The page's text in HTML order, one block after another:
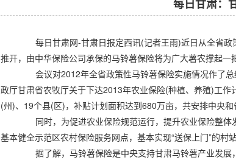
每日甘肃：
每日甘肃网-甘肃日报定西讯(记者王雨)近日从全省政
推开，由中华保险公司承保的马铃薯保险将为广大薯农撑起一
会议对2012年全省政策性马铃薯保险实施情况作了总
政厅甘肃省农牧厅关于下达2013年农业保险(种植、养殖)工
(州)、19个县(区)，补贴计划面积达到680万亩，共安排中央
同时，为促进农业保险规范运行，提升农业保险整体
基本健全示范区农村保险服务网点，基本实现“送保上门”的村
据了解，马铃薯保险是中央支持甘肃马铃薯产业发展